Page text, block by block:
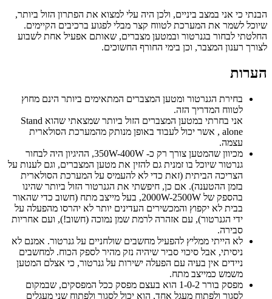
הבנתי כי אני במצב ביניים, ולכן היה עלי למצוא את הפתרון הזול ביותר,
שיוכל לשמר את המערכת לטווח קצר מבלי לפגוע ברכיבים הקיימים.
החלטתי לבחור בגנרטור ובמטען מצברים, שאותם אפעיל אחת לשבוע
לצורך רענון המצבר, וכן בימי החורף החשוכים.
הערות
בחירת הגנרטור ומטען המצברים המתאימים ביותר הינם מחוץ
לטווח המדריך הזה.
אני בחרתי במטען המצברים הזול ביותר שמצאתי שהוא Stand
alone , אשר יכול לעבוד באופן מנותק מהמערכת הסולארית
עצמה.
מכיוון שהמטען צורך רק כ- 350W-400W, ההיגיון היה לבחור
גנרטור שיוכל בו זמנית גם להזין את מטען המצברים, וגם לענות על
הצריכה הביתית (זאת כדי לא להעמיס על המערכת הסולארית
בזמן ההטענה). אם כן, חיפשתי את הגנרטור הזול ביותר שהינו
בהספק של 2000W-2500W, בעל מייצב מתח (חשוב כדי שהאור
בבית לא יקפוץ והמכשירים העדינים יותר לא יהרסו מהפעלה על
ידי הגנרטור), עם אזהרה לרמת שמן נמוכה (חשוב!), ועם אחריות
סבירה.
לא הייתי ממליץ להפעיל מחשבים שולחניים על גנרטור. אמנם לא
ניסיתי, אבל סיכוי סביר שיהיה נזק מהיר לספק הכוח. למחשבים
ניידים אין בעיה עם הפעלה ישירות על גנרטור, כי אצלם המטען
משמש כמייצב מתח.
מפסק בורר 1-0-2 הוא בעצם מפסק ככל המפסקים, שבמקום
לסגור ולפתוח מעגל אחד, הוא יכול לסגור ולפתוח שני מעגלים